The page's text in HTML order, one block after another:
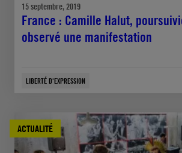
15 septembre, 2019
France : Camille Halut,
observé une manifestation
LIBERTÉ D'EXPRESSION
ACTUALITÉ